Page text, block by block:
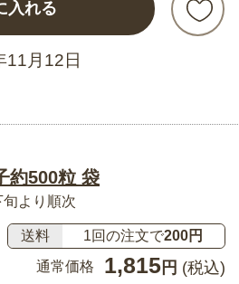
入れる
11月12日
約500粒 袋
より順次
送料 1回の注文で200円
通常価格
1,815 円 (税込)